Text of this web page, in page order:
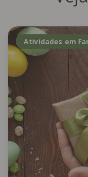
Atividades em